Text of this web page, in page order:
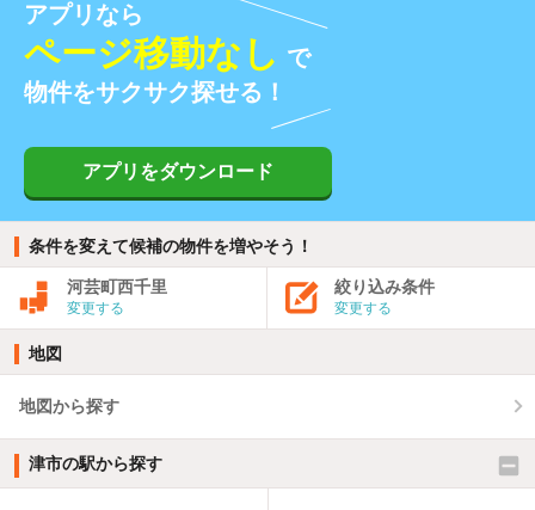
アプリなら
ページ移動なし で
物件をサクサク探せる！
アプリをダウンロード
条件を変えて候補の物件を増やそう！
河芸町西千里
変更する
絞り込み条件
変更する
地図
地図から探す
津市の駅から探す